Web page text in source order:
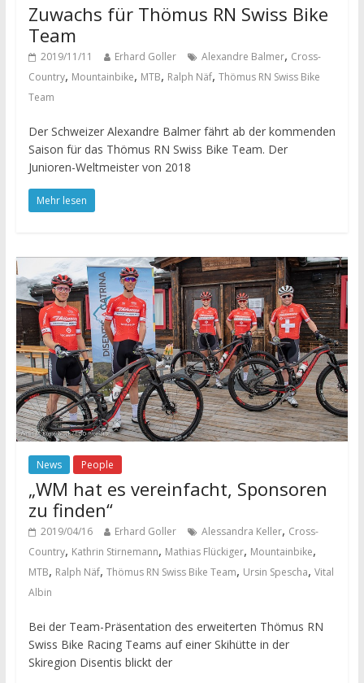
Zuwachs für Thömus RN Swiss Bike
Team
2019/11/11 Erhard Goller Alexandre Balmer, Cross-
Country, Mountainbike, MTB, Ralph Näf, Thömus RN Swiss Bike
Team
Der Schweizer Alexandre Balmer fährt ab der kommenden
Saison für das Thömus RN Swiss Bike Team. Der
Junioren-Weltmeister von 2018
Mehr lesen
News People
„WM hat es vereinfacht, Sponsoren
zu finden“
2019/04/16 Erhard Goller Alessandra Keller, Cross-
Country, Kathrin Stirnemann, Mathias Flückiger, Mountainbike,
MTB, Ralph Näf, Thömus RN Swiss Bike Team, Ursin Spescha, Vital
Albin
Bei der Team-Präsentation des erweiterten Thömus RN
Swiss Bike Racing Teams auf einer Skihütte in der
Skiregion Disentis blickt der